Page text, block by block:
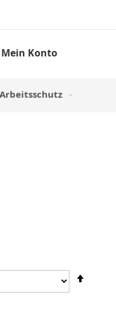
Warenkorb
Mein Konto
Arbeitsschutz